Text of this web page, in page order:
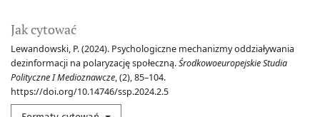
Jak cytować
Lewandowski, P. (2024). Psychologiczne mechanizmy oddziaływania
dezinformacji na polaryzację społeczną.Środkowoeuropejskie Studia
Polityczne I Medioznawcze, (2), 85–104.
https://doi.org/10.14746/ssp.2024.2.5